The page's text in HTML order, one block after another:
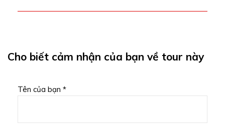
Cho biết cảm nhận của bạn về tour này
Tên của bạn *